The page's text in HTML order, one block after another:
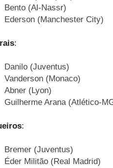
Bento (Al-Nassr)
Ederson (Manchester City)
:
Danilo (Juventus)
Vanderson (Monaco)
Abner (Lyon)
Guilherme Arana (Atlético-
:
Bremer (Juventus)
Éder Militão (Real Madrid)